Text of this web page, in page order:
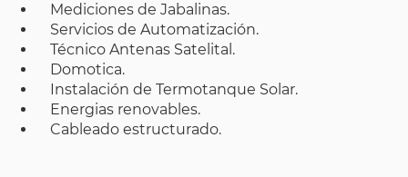
Mediciones de Jabalinas.
Servicios de Automatización.
Técnico Antenas Satelital.
Domotica.
Instalación de Termotanque Solar.
Energias renovables.
Cableado estructurado.